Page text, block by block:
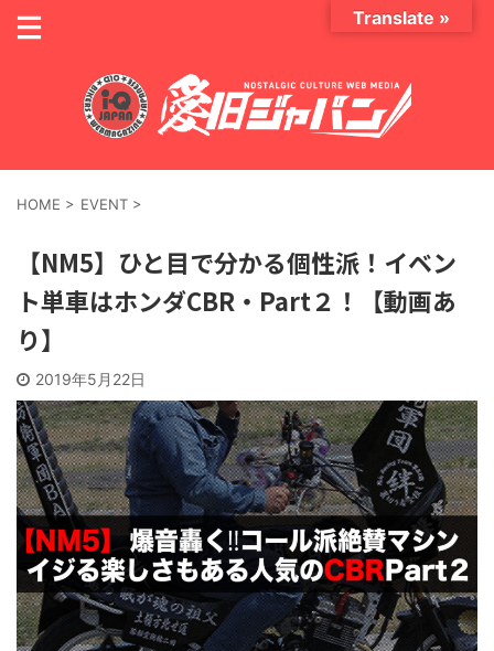
HOME > EVENT >
【NM5】ひと目で分かる個性派！イベン
ト単車はホンダCBR・Part２！【動画あ
り】
2019年5月22日
Translate »